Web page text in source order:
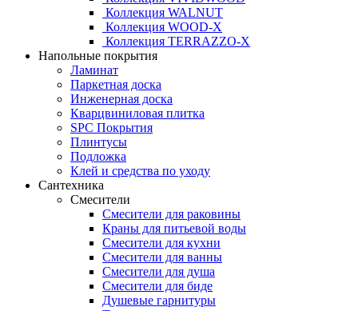
Коллекция WALNUT
Коллекция WOOD-X
Коллекция ТЕRRАZZO-X
Напольные покрытия
Ламинат
Паркетная доска
Инженерная доска
Кварцвиниловая плитка
SPC Покрытия
Плинтусы
Подложка
Клей и средства по уходу
Сантехника
Смесители
Смесители для раковины
Краны для питьевой воды
Смесители для кухни
Смесители для ванны
Смесители для душа
Смесители для биде
Душевые гарнитуры